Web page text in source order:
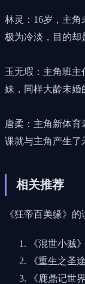
林灵：16岁，主
极为冷淡，目的却
玉无瑕：主角班主
妹，同样大龄未婚
唐柔：主角新体育
课就与主角产生了
相关推荐
《狂帝百美缘》
《混世小贼》
《重生之圣
《鹿鼎记世界